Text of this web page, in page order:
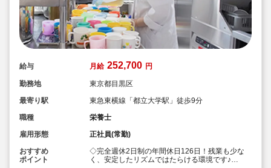
給与 月給 252,700 円
勤務地
東京都目黒区
最寄り駅
東急東横線「都立大学駅」徒歩9分
職種
栄養士
雇用形態
正社員(常勤)
おすすめ
ポイント
◇完全週休2日制の年間休日126日！残業も少な
く、安定したリズムではたらける環境です♪